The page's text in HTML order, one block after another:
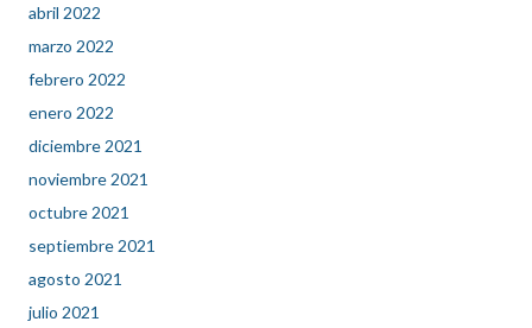
abril 2022
marzo 2022
febrero 2022
enero 2022
diciembre 2021
noviembre 2021
octubre 2021
septiembre 2021
agosto 2021
julio 2021